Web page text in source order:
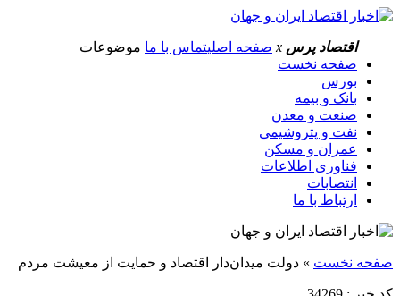
اقتصاد پرس x صفحه اصلیتماس با ما موضوعات
صفحه نخست
بورس
بانک و بیمه
صنعت و معدن
نفت و پتروشیمی
عمران و مسکن
فناوری اطلاعات
انتصابات
ارتباط با ما
صفحه نخست » دولت میدان‌دار اقتصاد و حمایت از معیشت مردم